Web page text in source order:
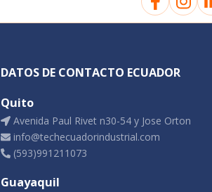
DATOS DE CONTACTO ECUADOR
Quito
Avenida Paul Rivet n30-54 y Jose Orton
info@techecuadorindustrial.com
(593)991211073
Guayaquil